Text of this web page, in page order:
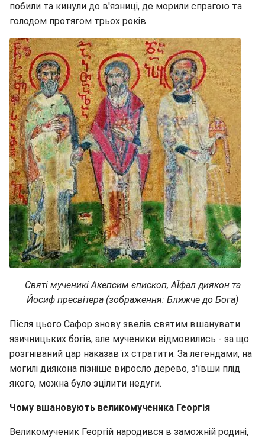
побили та кинули до в'язниці, де морили спрагою та
голодом протягом трьох років.
Святі мученикі Акепсим єпископ, АЇфал диякон та
Йосиф пресвітера (зображення: Ближче до Бога)
Після цього Сафор знову звелів святим вшанувати
язичницьких богів, але мученики відмовились - за що
розгніваний цар наказав їх стратити. За легендами, на
могилі диякона пізніше виросло дерево, з'ївши плід
якого, можна було зцілити недуги.
Чому вшановують великомученика Георгія
Великомученик Георгій народився в заможній родині,